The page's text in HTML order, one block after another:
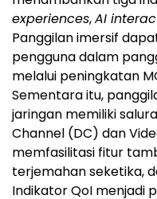
experiences,AI
Panggilan imersif
pengguna dalam
melalui peningkatan
Sementara itu,
jaringan memiliki
Channel (DC) dan
memfasilitasi fitur
terjemahan seketika,
Indikator QoI menjadi